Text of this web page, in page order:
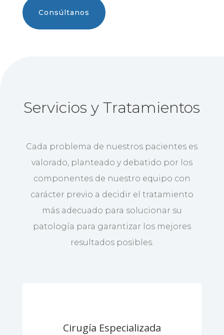
Consúltanos
Servicios y Tratamientos
Cada problema de nuestros pacientes es
valorado, planteado y debatido por los
componentes de nuestro equipo con
carácter previo a decidir el tratamiento
más adecuado para solucionar su
patología para garantizar los mejores
resultados posibles.
Cirugía Especializada